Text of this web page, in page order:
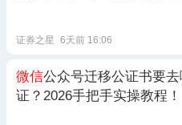
证券之星 6天前 16:06
微信公众号迁移公证书要
证？2026手把手实操教程！